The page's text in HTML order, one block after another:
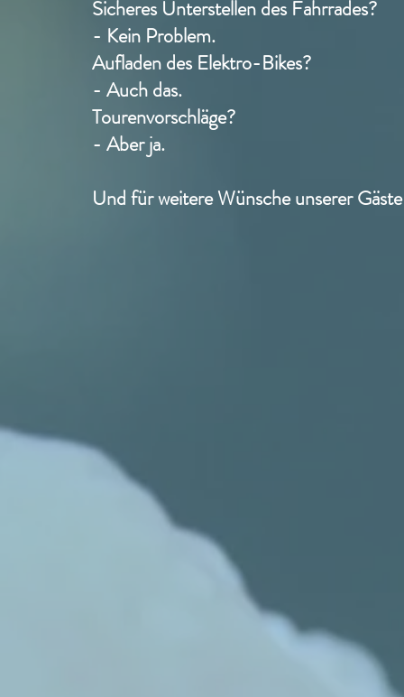
Sicheres Unterstellen des Fahrrades?
- Kein Problem.
Aufladen des Elektro-Bikes?
- Auch das.
Tourenvorschläge?
- Aber ja.
Und für weitere Wünsche unserer